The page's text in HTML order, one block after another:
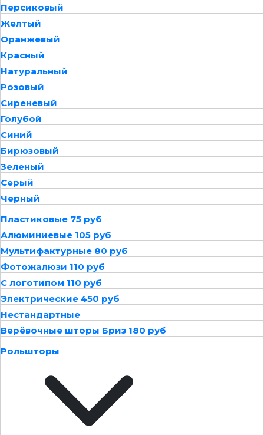
Персиковый
Желтый
Оранжевый
Красный
Натуральный
Розовый
Сиреневый
Голубой
Синий
Бирюзовый
Зеленый
Серый
Черный
Пластиковые 75 руб
Алюминиевые 105 руб
Мультифактурные 80 руб
Фотожалюзи 110 руб
С логотипом 110 руб
Электрические 450 руб
Нестандартные
Верёвочные шторы Бриз 180 руб
Рольшторы